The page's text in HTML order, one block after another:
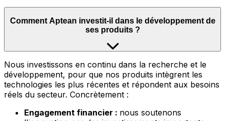
Comment Aptean investit-il dans le développement de
ses produits ?
Nous investissons en continu dans la recherche et le
développement, pour que nos produits intègrent les
technologies les plus récentes et répondent aux besoins
réels du secteur. Concrètement :
Engagement financier : nous soutenons